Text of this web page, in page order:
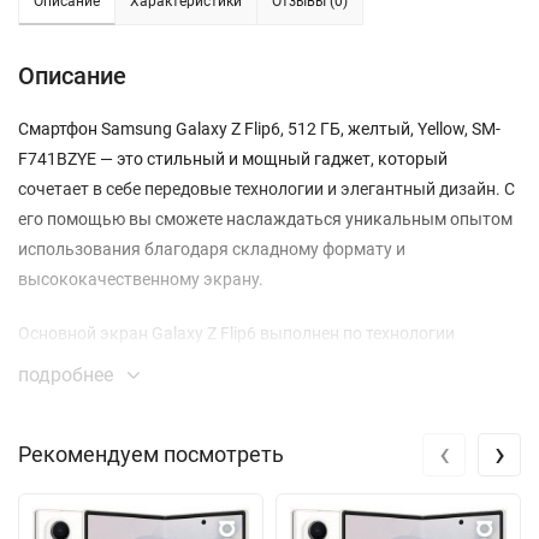
Описание
Смартфон Samsung Galaxy Z Flip6, 512 ГБ, желтый, Yellow, SM-
F741BZYE — это стильный и мощный гаджет, который
сочетает в себе передовые технологии и элегантный дизайн. С
его помощью вы сможете наслаждаться уникальным опытом
использования благодаря складному формату и
высококачественному экрану.
Основной экран Galaxy Z Flip6 выполнен по технологии
Dynamic AMOLED 2X с разрешением 2640 x 1080 пикселей и
2600 нит делает его удобным для использования даже на
состоянии легко помещается в карман или сумку.
подробнее
Рекомендуем посмотреть ‹ ›